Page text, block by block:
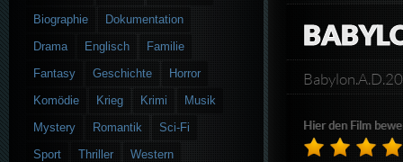
Hier den Film
Biographie
Dokumentation
Drama
Englisch
Familie
Fantasy
Geschichte
Horror
Komödie
Krieg Krimi
Musik
Mystery
Romantik
Sci-Fi
Sport
Thriller
Western